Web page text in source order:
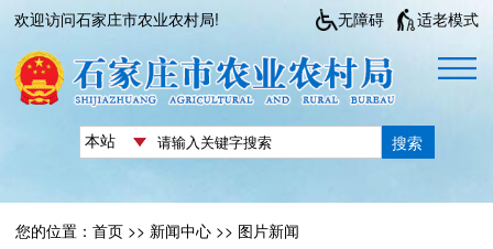
欢迎访问石家庄市农业农村局! 无障碍 适老模式
搜索
您的位置：首页 >> 新闻中心 >> 图片新闻